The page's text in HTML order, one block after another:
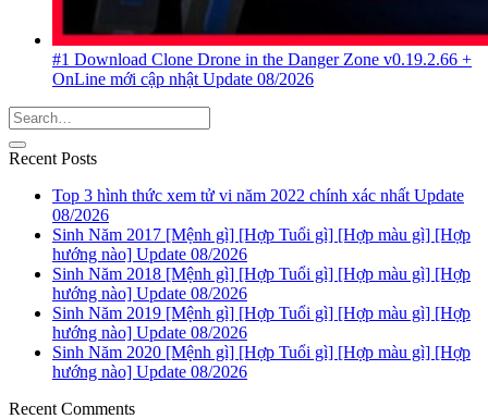
#1 Download Clone Drone in the Danger Zone v0.19.2.66 +
OnLine mới cập nhật Update 08/2026
Recent Posts
Top 3 hình thức xem tử vi năm 2022 chính xác nhất Update
08/2026
Sinh Năm 2017 [Mệnh gì] [Hợp Tuổi gì] [Hợp màu gì] [Hợp
hướng nào] Update 08/2026
Sinh Năm 2018 [Mệnh gì] [Hợp Tuổi gì] [Hợp màu gì] [Hợp
hướng nào] Update 08/2026
Sinh Năm 2019 [Mệnh gì] [Hợp Tuổi gì] [Hợp màu gì] [Hợp
hướng nào] Update 08/2026
Sinh Năm 2020 [Mệnh gì] [Hợp Tuổi gì] [Hợp màu gì] [Hợp
hướng nào] Update 08/2026
Recent Comments